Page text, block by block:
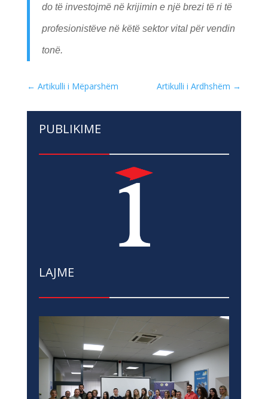
do të investojmë në krijimin e një brezi të ri të
profesionistëve në këtë sektor vital për vendin
tonë.
← Artikulli i Mëparshëm Artikulli i Ardhshëm →
PUBLIKIME
LAJME